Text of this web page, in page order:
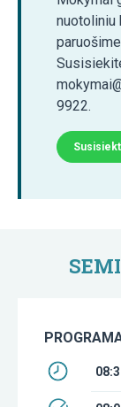
nuotoliniu
9922.